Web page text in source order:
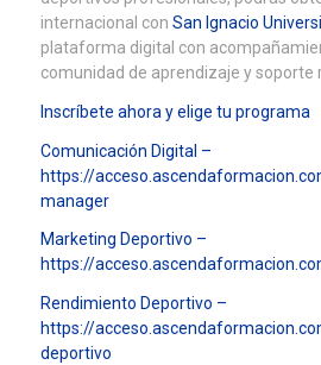
internacional con San Ignacio
plataforma digital con
comunidad de aprendizaje y soporte
Inscríbete ahora y elige tu programa
Comunicación Digital –
https://
manager
Marketing Deportivo –
https://
Rendimiento Deportivo –
https://
deportivo